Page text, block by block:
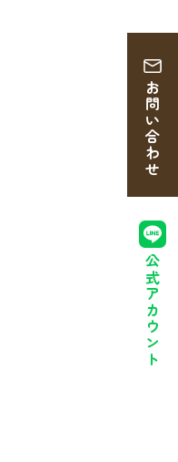
お問い合わせ
公式アカウント